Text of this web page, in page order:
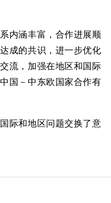
涵丰富，合作进展顺
成的共识，进一步优化
流，加强在地区和国际
国－中东欧国家合作有
和地区问题交换了意